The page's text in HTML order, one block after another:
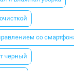
со
черный